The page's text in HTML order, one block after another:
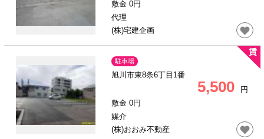
敷金 0円
代理
(株)宅建企画
駐車場
旭川市東8条6丁目1番
5,500
円
敷金 0円
媒介
(株)おおみ不動産